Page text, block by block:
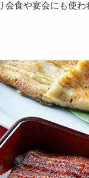
会食や宴会にも使わ